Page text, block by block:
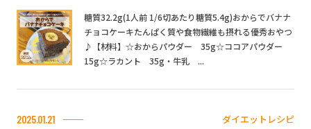
糖質32.2g(1人前 1/6切あたり糖質5.4g)おからでバナナ
チョコケーキたんぱく質や食物繊維も摂れる優秀おやつ
♪【材料】☆おからパウダー 35g☆ココアパウダー
15g☆ラカント 35g・牛乳 ...
2025.01.21
ダイエットレシピ